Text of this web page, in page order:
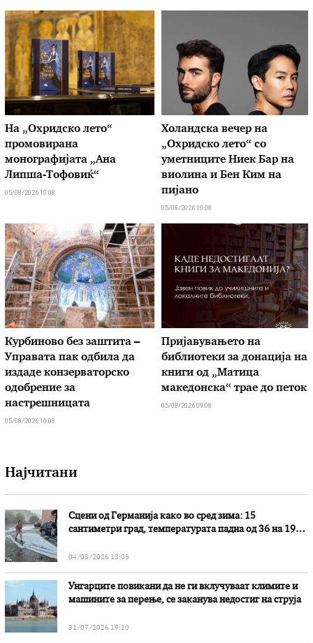
На „Охридско лето“
промовирана
монографијата „Ана
Липша-Тофовиќ“
05/08/2026 10:08
Холандска вечер на
„Охридско лето“ со
уметниците Ниек Бар на
виолина и Бен Ким на
пијано
05/08/2026 10:08
Курбиново без заштита –
Управата пак одбила да
издаде конзерваторско
одобрение за
настрешницата
05/08/2026 10:08
Пријавувањето на
библиотеки за донација на
книги од „Матица
македонска“ трае до петок
05/08/2026 09:08
Најчитани
Сцени од Германија како во сред зима: 15
сантиметри град, температурата падна од 36 на 19
04/08/2026 13:08
Унгарците повикани да не ги вклучуваат климите и
машините за перење, се заканува недостиг на струја
31/07/2026 19:10